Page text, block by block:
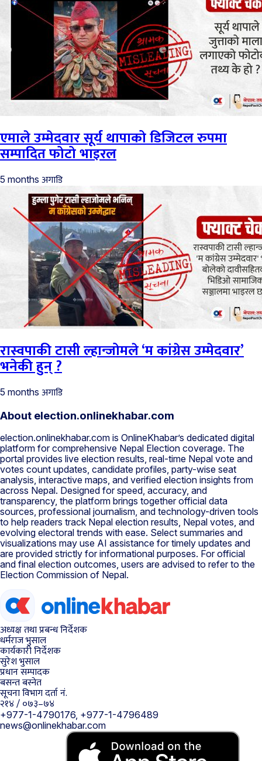
एमाले उम्मेदवार सूर्य थापाको डिजिटल रुपमा
सम्पादित फोटो भाइरल
5 months अगाडि
रास्वपाकी टासी ल्हान्जोमले ‘म कांग्रेस उम्मेदवार’
भनेकी हुन् ?
5 months अगाडि
About election.onlinekhabar.com
election.onlinekhabar.com is OnlineKhabar’s dedicated digital
platform for comprehensive Nepal Election coverage. The
portal provides live election results, real-time Nepal vote and
votes count updates, candidate profiles, party-wise seat
analysis, interactive maps, and verified election insights from
across Nepal. Designed for speed, accuracy, and
transparency, the platform brings together official data
sources, professional journalism, and technology-driven tools
to help readers track Nepal election results, Nepal votes, and
evolving electoral trends with ease. Select summaries and
visualizations may use AI assistance for timely updates and
are provided strictly for informational purposes. For official
and final election outcomes, users are advised to refer to the
Election Commission of Nepal.
अध्यक्ष तथा प्रबन्ध निर्देशक
धर्मराज भुसाल
कार्यकारी निर्देशक
सुरेश भुसाल
प्रधान सम्पादक
बसन्त बस्नेत
सूचना विभाग दर्ता नं.
२१४ / ०७३–७४
+977-1-4790176, +977-1-4796489
news@onlinekhabar.com